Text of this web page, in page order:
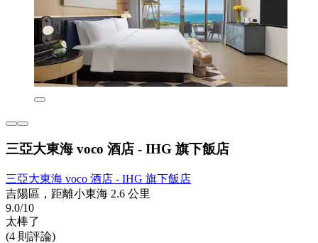
三亞大東海 voco 酒店 - IHG 旗下飯店
三亞大東海 voco 酒店 - IHG 旗下飯店
吉陽區，距離小東海 2.6 公里
9.0/10
太棒了
(4 則評論)